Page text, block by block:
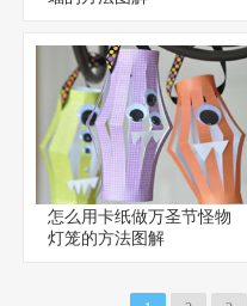
怎么用卡纸做万圣节怪物
灯笼的方法图解